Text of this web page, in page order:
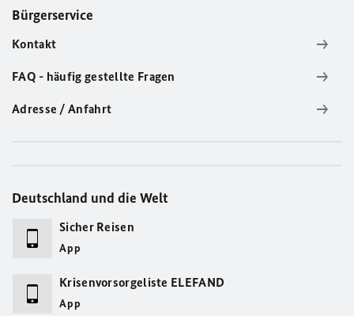
Bürgerservice
Kontakt
FAQ - häufig gestellte Fragen
Adresse / Anfahrt
Deutschland und die Welt
Sicher Reisen
App
Krisenvorsorgeliste ELEFAND
App